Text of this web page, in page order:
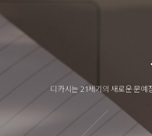
디카시는 21세기의 새로운 문예